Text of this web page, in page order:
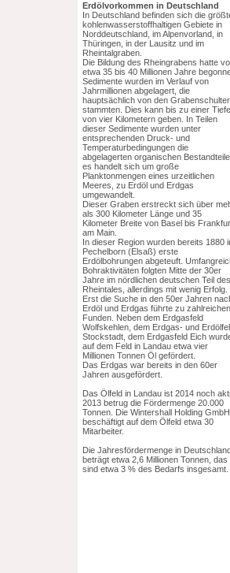
Erdölvorkommen in Deutschland
In Deutschland befinden sich die
kohlenwasserstoffhaltigen Gebiete in
Norddeutschland, im Alpenvorland, in
Thüringen, in der Lausitz und im
Rheintalgraben.
Die Bildung des Rheingrabens hatte
etwa 35 bis 40 Millionen Jahre
Sedimente wurden im Verlauf von
Jahrmillionen abgelagert, die
hauptsächlich von den
stammten. Dies kann bis zu einer Tiefe
von vier Kilometern geben. In Teilen
dieser Sedimente wurden unter
entsprechenden Druck- und
Temperaturbedingungen die
abgelagerten organischen
es handelt sich um große
Planktonmengen eines urzeitlichen
Meeres, zu Erdöl und Erdgas
umgewandelt.
Dieser Graben erstreckt sich über
als 300 Kilometer Länge und 35
Kilometer Breite von Basel bis
am Main.
In dieser Region wurden bereits 1880
Pechelborn (Elsaß) erste
Erdölbohrungen abgeteuft.
Bohraktivitäten folgten Mitte der 30er
Jahre im nördlichen deutschen Teil des
Rheintales, allerdings mit wenig Erfolg.
Erst die Suche in den 50er Jahren
Erdöl und Erdgas führte zu zahlreichen
Funden. Neben dem Erdgasfeld
Wolfskehlen, dem Erdgas- und
Stockstadt, dem Erdgasfeld Eich
auf dem Feld in Landau etwa vier
Millionen Tonnen Öl gefördert.
Das Erdgas war bereits in den 60er
Jahren ausgefördert.
Das Ölfeld in Landau ist 2014 noch
2013 betrug die Fördermenge 20.000
Tonnen. Die Wintershall Holding GmbH
beschäftigt auf dem Ölfeld etwa 30
Mitarbeiter.
Die Jahresfördermenge in
beträgt etwa 2,6 Millionen Tonnen, das
sind etwa 3 % des Bedarfs insgesamt.